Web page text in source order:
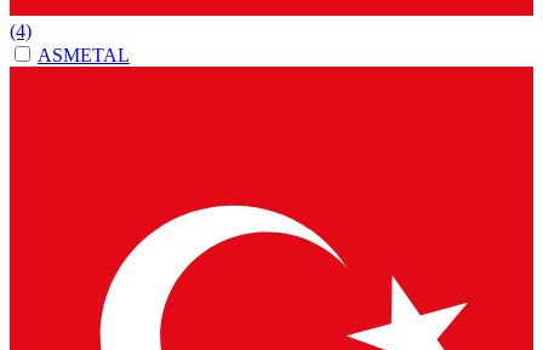
(4)
ASMETAL